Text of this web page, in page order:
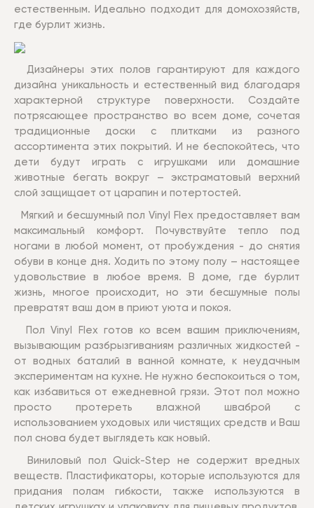
естественным. Идеально подходит для домохозяйств,
где бурлит жизнь.
Дизайнеры этих полов гарантируют для каждого
дизайна уникальность и естественный вид благодаря
характерной структуре поверхности. Создайте
потрясающее пространство во всем доме, сочетая
традиционные доски с плитками из разного
ассортимента этих покрытий. И не беспокойтесь, что
дети будут играть с игрушками или домашние
животные бегать вокруг – экстраматовый верхний
слой защищает от царапин и потертостей.
Мягкий и бесшумный пол Vinyl Flex предоставляет вам
максимальный комфорт. Почувствуйте тепло под
ногами в любой момент, от пробуждения - до снятия
обуви в конце дня. Ходить по этому полу – настоящее
удовольствие в любое время. В доме, где бурлит
жизнь, многое происходит, но эти бесшумные полы
превратят ваш дом в приют уюта и покоя.
Пол Vinyl Flex готов ко всем вашим приключениям,
вызывающим разбрызгиваниям различных жидкостей -
от водных баталий в ванной комнате, к неудачным
экспериментам на кухне. Не нужно беспокоиться о том,
как избавиться от ежедневной грязи. Этот пол можно
просто протереть влажной шваброй с
использованием уходовых или чистящих средств и Ваш
пол снова будет выглядеть как новый.
Виниловый пол Quick-Step не содержит вредных
веществ. Пластификаторы, которые используются для
придания полам гибкости, также используются в